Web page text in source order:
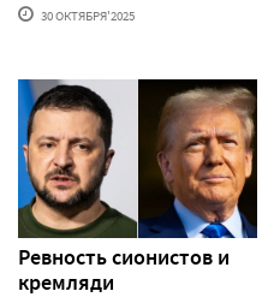
30 ОКТЯБРЯ'2025
Ревность сионистов и
кремляди